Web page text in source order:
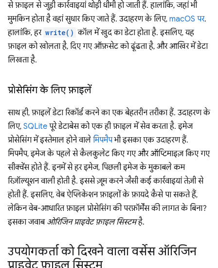
से फ़ाइल से जुड़ी कार्रवाइयां थोड़ी धीमी हो जाती हैं. हालांकि, जहां भी
मुमकिन होता है वहां सुधार किए जाते हैं. उदाहरण के लिए, macOS पर.
हालांकि, हर write() कॉल में खुद का डेटा होता है. इसलिए, यह
फ़ाइल को खोलता है, दिए गए ऑफ़सेट को ढूंढता है, और आखिर में डेटा
लिखता है.
प्रोसेसिंग के लिए फ़ाइलें
साथ ही, फ़ाइलें डेटा रिकॉर्ड करने का एक बेहतरीन तरीका हैं. उदाहरण के
लिए, SQLite पूरे डेटाबेस को एक ही फ़ाइल में सेव करता है. इमेज
प्रोसेसिंग में इस्तेमाल होने वाले मिपमैपभी इसका एक उदाहरण हैं.
मिपमैप, इमेज के पहले से कैलकुलेट किए गए और ऑप्टिमाइज़ किए गए
सीक्वेंस होते हैं. इनमें से हर इमेज, पिछली इमेज के मुकाबले कम
रिज़ॉल्यूशन वाली होती है. इससे ज़ूम करने जैसी कई कार्रवाइयां तेज़ी से
होती हैं. इसलिए, वेब ऐप्लिकेशन फ़ाइलों के फ़ायदे कैसे पा सकते हैं,
लेकिन वेब-आधारित फ़ाइल प्रोसेसिंग की परफ़ॉर्मेंस की लागत के बिना?
इसका जवाब ओरिजिन प्राइवेट फ़ाइल सिस्टमहै.
उपयोगकर्ता को दिखने वाला वर्सेस ऑरिजिन
प्राइवेट फ़ाइल सिस्टम